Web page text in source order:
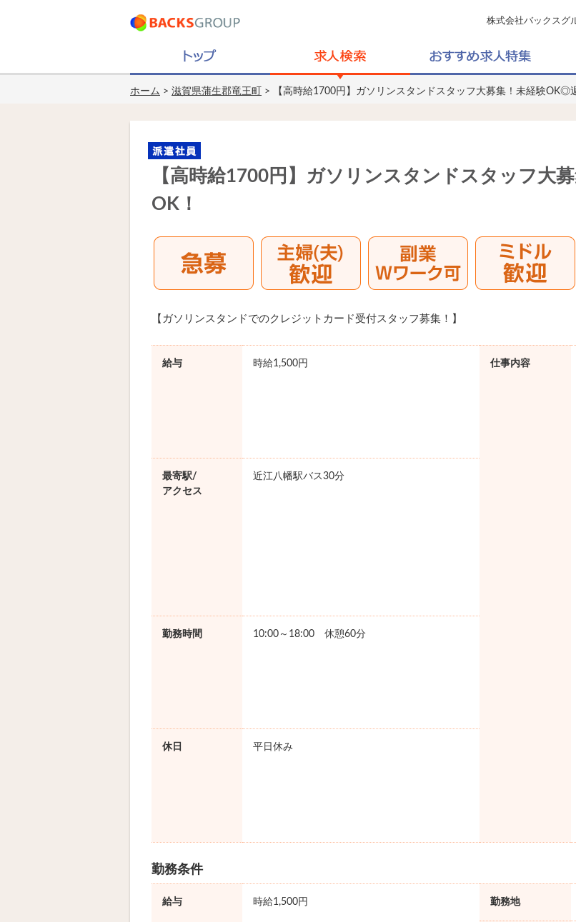
株式会社バックスグ
ホーム > 滋賀県蒲生郡竜王町 > 【高時給1700円】ガソリンスタンドスタッフ大募集！未経験OK◎
【高時給1700円】ガソリンスタンドスタッフ大
OK！
【ガソリンスタンドでのクレジットカード受付スタッフ募集！】
給与 時給1,500円 仕事内容
最寄駅/
アクセス
近江八幡駅バス30分
勤務時間 10:00～18:00 休憩60分
休日 平日休み
勤務条件
給与 時給1,500円 勤務地